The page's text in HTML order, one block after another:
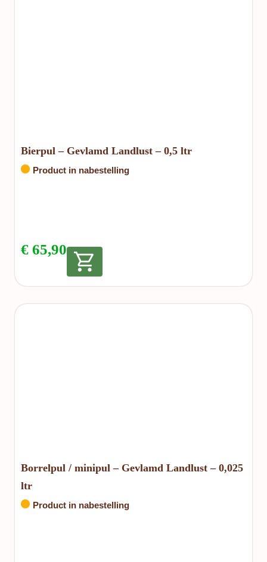
Bierpul – Gevlamd Landlust – 0,5 ltr
Product in nabestelling
€ 65,90
Borrelpul / minipul – Gevlamd Landlust – 0,025
ltr
Product in nabestelling